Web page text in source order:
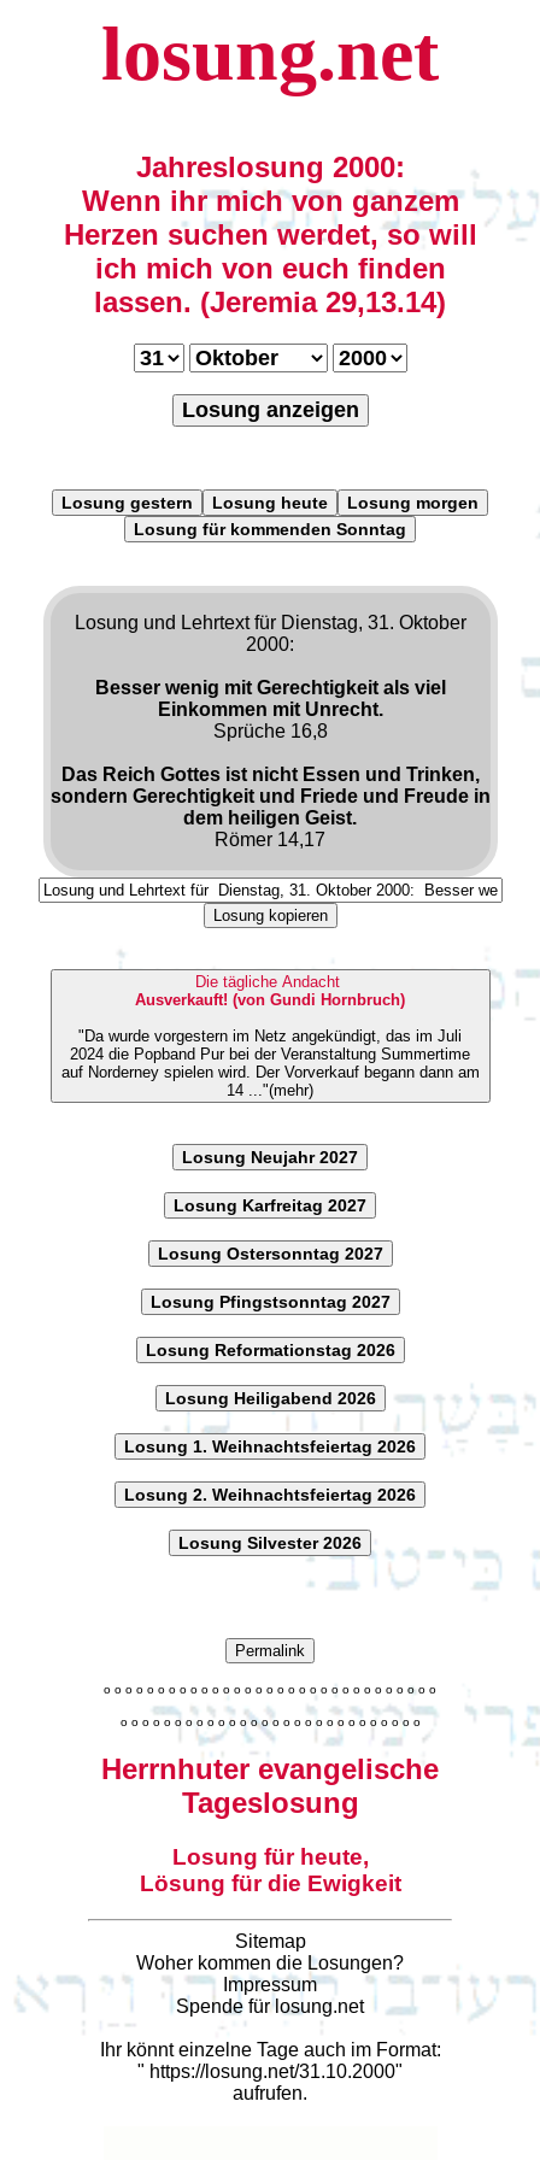
losung.net
Jahreslosung 2000:
Wenn ihr mich von ganzem
Herzen suchen werdet, so will
ich mich von euch finden
lassen. (Jeremia 29,13.14)
Losung anzeigen
Losung gestern Losung heute
Losung morgen
Losung für kommenden Sonntag
Losung und Lehrtext für Dienstag, 31. Oktober
2000:
Besser wenig mit Gerechtigkeit als viel
Einkommen mit Unrecht.
Sprüche 16,8
Das Reich Gottes ist nicht Essen und Trinken,
sondern Gerechtigkeit und Friede und Freude in
dem heiligen Geist.
Römer 14,17
Losung kopieren
Die tägliche Andacht
Ausverkauft! (von Gundi Hornbruch)
"Da wurde vorgestern im Netz angekündigt, das im Juli
2024 die Popband Pur bei der Veranstaltung Summertime
auf Norderney spielen wird. Der Vorverkauf begann dann am
14 ..."(mehr)
Losung Neujahr 2027
Losung Karfreitag 2027
Losung Ostersonntag 2027
Losung Pfingstsonntag 2027
Losung Reformationstag 2026
Losung Heiligabend 2026
Losung 1. Weihnachtsfeiertag 2026
Losung 2. Weihnachtsfeiertag 2026
Losung Silvester 2026
Permalink
o o o o o o o o o o o o o o o o o o o o o o o o o o o o o o o
o o o o o o o o o o o o o o o o o o o o o o o o o o o o
Herrnhuter evangelische
Tageslosung
Losung für heute,
Lösung für die Ewigkeit
Sitemap
Woher kommen die Losungen?
Impressum
Spende für losung.net
Ihr könnt einzelne Tage auch im Format:
" https://losung.net/31.10.2000"
aufrufen.